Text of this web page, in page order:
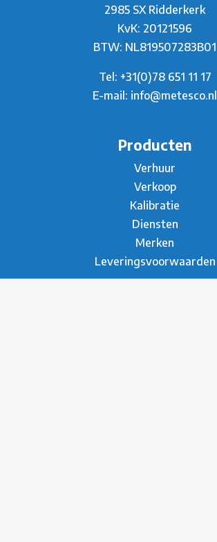
2985 SX Ridderkerk
KvK: 20121596
BTW: NL819507283B01
Tel: +31(0)78 651 11 17
E-mail: info@metesco.nl
Producten
Verhuur
Verkoop
Kalibratie
Diensten
Merken
Leveringsvoorwaarden